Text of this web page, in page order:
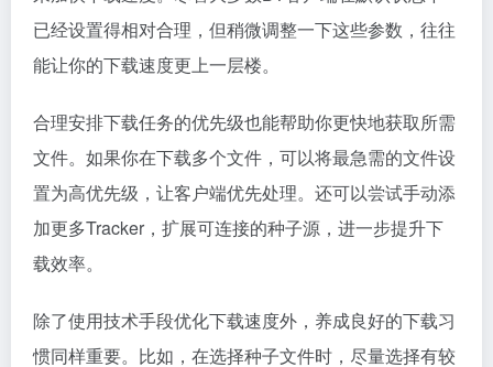
已经设置得相对合理，但稍微调整一下这些参数，往往
能让你的下载速度更上一层楼。
合理安排下载任务的优先级也能帮助你更快地获取所需
文件。如果你在下载多个文件，可以将最急需的文件设
置为高优先级，让客户端优先处理。还可以尝试手动添
加更多Tracker，扩展可连接的种子源，进一步提升下
载效率。
除了使用技术手段优化下载速度外，养成良好的下载习
惯同样重要。比如，在选择种子文件时，尽量选择有较